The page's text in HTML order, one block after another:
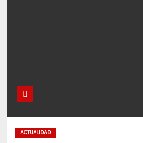
ACTUALIDAD